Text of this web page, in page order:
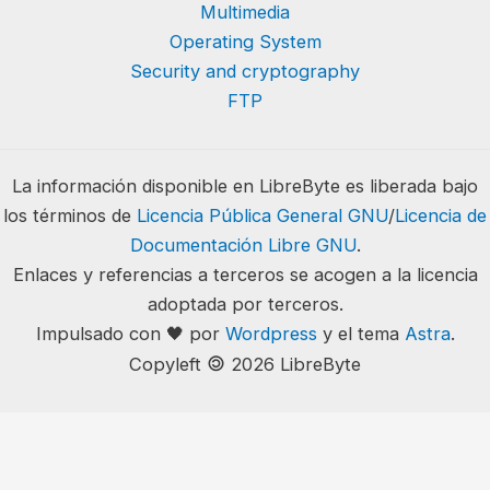
Multimedia
Operating System
Security and cryptography
FTP
La información disponible en LibreByte es liberada bajo
los términos de Licencia Pública General GNU/Licencia de
Documentación Libre GNU.
Enlaces y referencias a terceros se acogen a la licencia
adoptada por terceros.
Impulsado con 🖤 por Wordpress y el tema Astra.
Copyleft 🄯 2026 LibreByte